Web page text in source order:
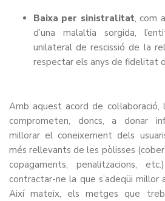
Baixa per sinistralitat, com
d’una malaltia sorgida,
unilateral de rescissió de la
respectar els anys de fidelitat
Amb aquest acord de
comprometen, doncs, a donar
millorar el coneixement dels
més rellevants de les pòlisses
copagaments, penalitzacions,
contractar-ne la que s’adeqüi millor
Així mateix, els metges que